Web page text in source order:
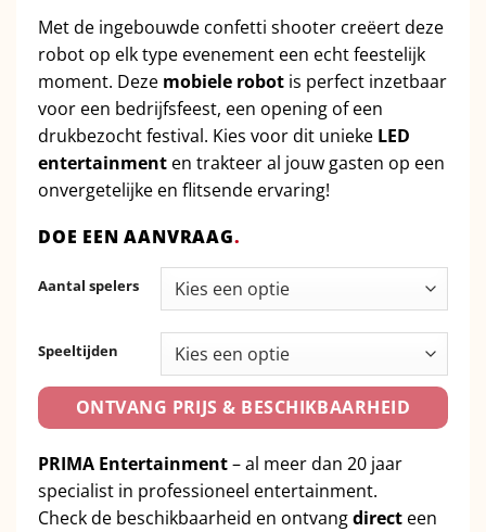
Met de ingebouwde confetti shooter creëert deze
robot op elk type evenement een echt feestelijk
moment. Deze mobiele robot is perfect inzetbaar
voor een bedrijfsfeest, een opening of een
drukbezocht festival. Kies voor dit unieke LED
entertainment en trakteer al jouw gasten op een
onvergetelijke en flitsende ervaring!
DOE EEN AANVRAAG.
Aantal spelers
Speeltijden
ONTVANG PRIJS & BESCHIKBAARHEID
PRIMA Entertainment– al meer dan 20 jaar
specialist in professioneel entertainment.
Check de beschikbaarheid en ontvangdirect een